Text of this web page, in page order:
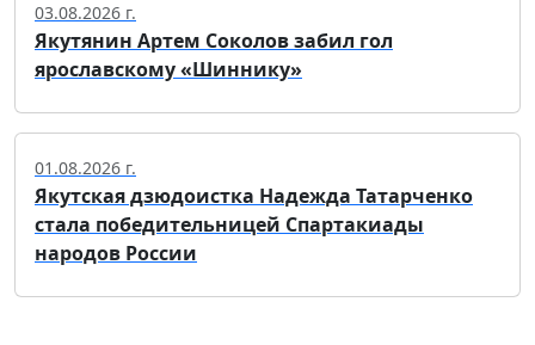
03.08.2026 г.
Якутянин Артем Соколов забил гол
ярославскому «Шиннику»
01.08.2026 г.
Якутская дзюдоистка Надежда Татарченко
стала победительницей Спартакиады
народов России